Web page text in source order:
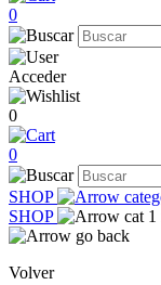
0
Acceder
0
0
SHOP
SHOP
Volver